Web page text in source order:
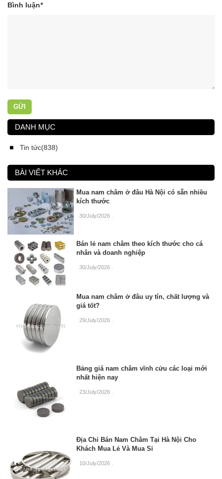
Bình luận*
GỬI
DANH MỤC
Tin tức(838)
BÀI VIẾT KHÁC
Mua nam châm ở đâu Hà Nội có sẵn nhiều
kích thước
30/July/2026
Bán lẻ nam châm theo kích thước cho cá
nhân và doanh nghiệp
30/July/2026
Mua nam châm ở đâu uy tín, chất lượng và
giá tốt?
29/July/2026
Bảng giá nam châm vĩnh cửu các loại mới
nhất hiện nay
23/July/2026
Địa Chỉ Bán Nam Châm Tại Hà Nội Cho
Khách Mua Lẻ Và Mua Sỉ
10/July/2026